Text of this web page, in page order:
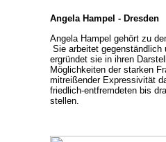
Angela Hampel - Dresden
Angela Hampel gehört zu
Sie arbeitet
ergründet sie in ihren
Möglichkeiten der starken
mitreißender Expressivität
friedlich-entfremdeten bis
stellen.